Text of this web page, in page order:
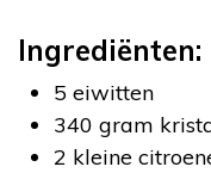
Ingrediënten:
5 eiwitten
340 gram
2 kleine